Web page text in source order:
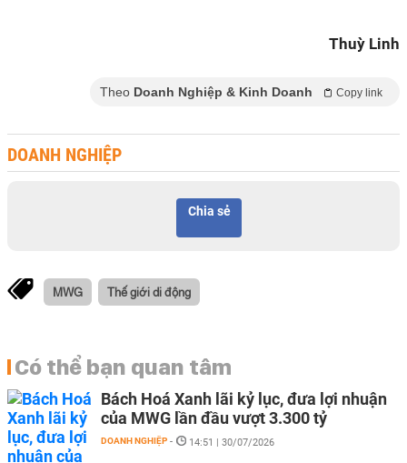
Thuỳ Linh
Theo Doanh Nghiệp & Kinh Doanh Copy link
DOANH NGHIỆP
Chia sẻ
MWG Thế giới di động
Có thể bạn quan tâm
Bách Hoá Xanh lãi kỷ lục, đưa lợi nhuận
của MWG lần đầu vượt 3.300 tỷ
DOANH NGHIỆP - 14:51 | 30/07/2026